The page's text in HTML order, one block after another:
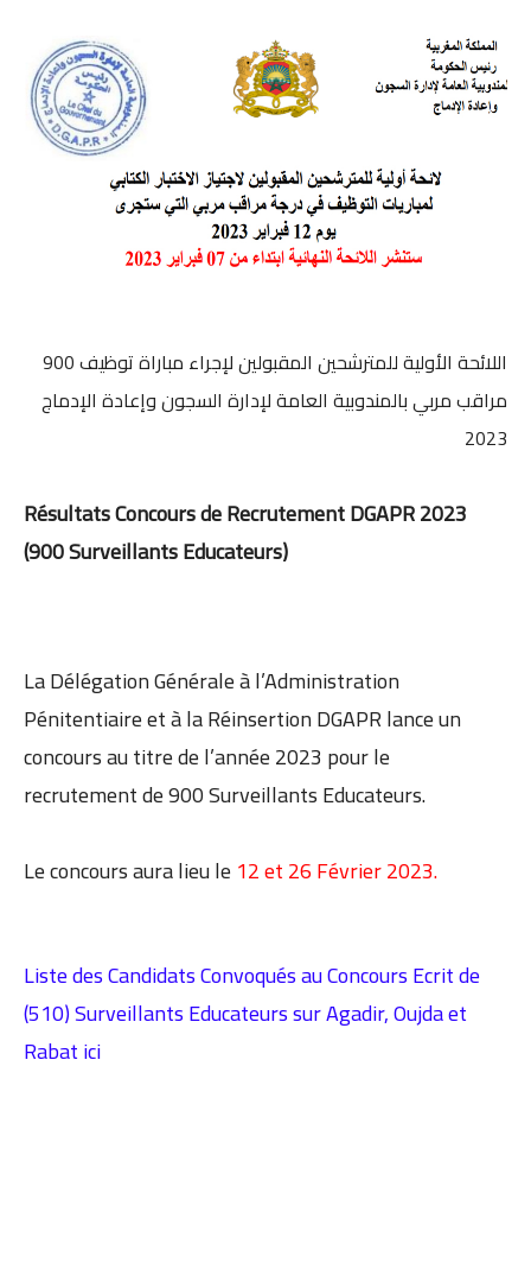
اللائحة الأولية للمترشحين المقبولين لإجراء مباراة توظيف 900
مراقب مربي بالمندوبية العامة لإدارة السجون وإعادة الإدماج
2023
Résultats Concours de Recrutement DGAPR 2023
(900 Surveillants Educateurs)
La Délégation Générale à l’Administration
Pénitentiaire et à la Réinsertion DGAPR lance un
concours au titre de l’année 2023 pour le
recrutement de 900 Surveillants Educateurs.
Le concours aura lieu le12 et 26 Février 2023.
Liste des Candidats Convoqués au Concours Ecrit de
(510) Surveillants Educateurs sur Agadir, Oujda et
Rabat ici